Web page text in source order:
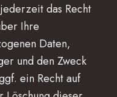
das Recht
Ihre
Daten,
und den Zweck
ein Recht auf